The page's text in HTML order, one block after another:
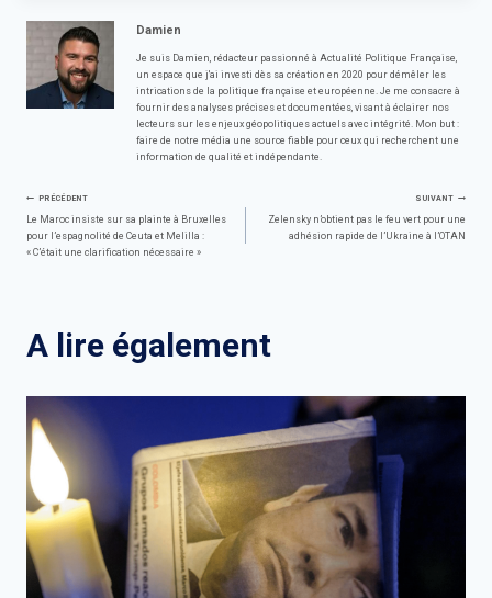
Damien
Je suis Damien, rédacteur passionné à Actualité Politique Française,
un espace que j'ai investi dès sa création en 2020 pour démêler les
intrications de la politique française et européenne. Je me consacre à
fournir des analyses précises et documentées, visant à éclairer nos
lecteurs sur les enjeux géopolitiques actuels avec intégrité. Mon but :
faire de notre média une source fiable pour ceux qui recherchent une
information de qualité et indépendante.
Navigation
de
PRÉCÉDENT
Le Maroc insiste sur sa plainte à Bruxelles
pour l’espagnolité de Ceuta et Melilla :
« C’était une clarification nécessaire »
SUIVANT
Zelensky n’obtient pas le feu vert pour une
adhésion rapide de l’Ukraine à l’OTAN
A lire également